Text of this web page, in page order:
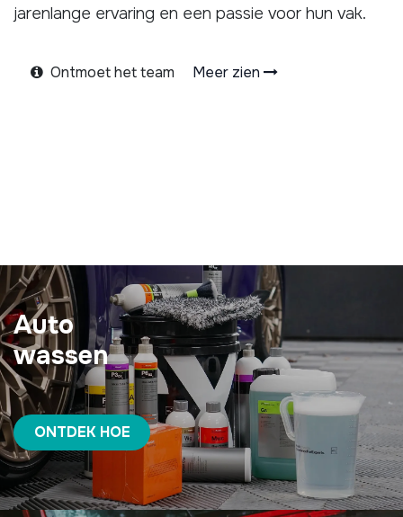
jarenlange ervaring en een passie voor hun vak.
Ontmoet het team Meer zien
Auto
wassen
ONTDEK HOE